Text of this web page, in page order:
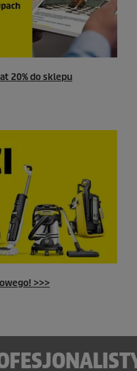
20% do sklepu
>>>